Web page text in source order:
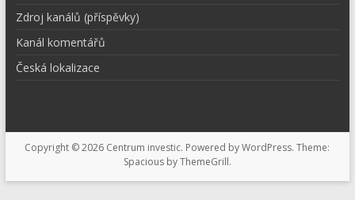
Zdroj kanálů (příspěvky)
Kanál komentářů
Česká lokalizace
Copyright © 2026 Centrum investic. Powered byWordPress. Theme:
Spacious byThemeGrill.